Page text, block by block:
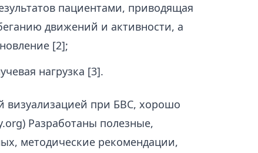
пациентами, приводящая
движений и активности, а
[2];
нагрузка [3].
визуализацией при БВС, хорошо
Разработаны полезные,
методические рекомендации,